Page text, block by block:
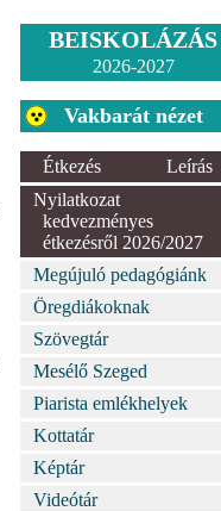
BEISKOLÁZÁS
2026-2027
Vakbarát nézet
Étkezés
Leírás
Nyilatkozat
kedvezményes
étkezésről 2026/2027
Megújuló pedagógiánk
Öregdiákoknak
Szövegtár
Mesélő Szeged
Piarista emlékhelyek
Kottatár
Képtár
Videótár